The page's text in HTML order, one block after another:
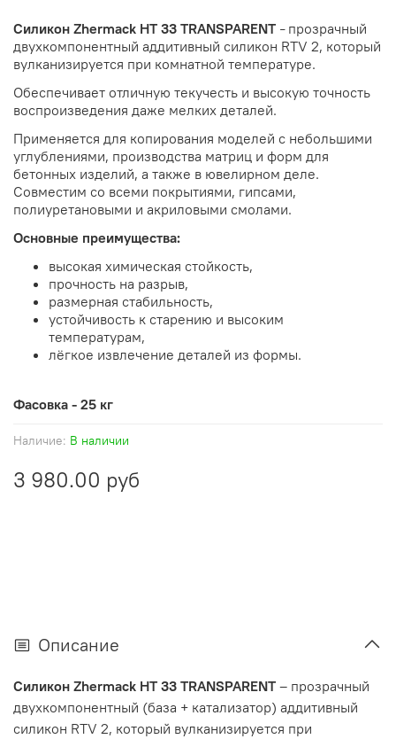
Наличие: В наличии
3 980.00 руб
Силикон Zhermack HT 33 TRANSPARENT – прозрачный
двухкомпонентный аддитивный силикон RTV 2, который
вулканизируется при комнатной температуре.
Обеспечивает отличную текучесть и высокую точность
воспроизведения даже мелких деталей.
Применяется для копирования моделей с небольшими
углублениями, производства матриц и форм для
бетонных изделий, а также в ювелирном деле.
Совместим со всеми покрытиями, гипсами,
полиуретановыми и акриловыми смолами.
Основные преимущества:
высокая химическая стойкость,
прочность на разрыв,
размерная стабильность,
устойчивость к старению и высоким
температурам,
лёгкое извлечение деталей из формы.
Фасовка - 25 кг
Описание
Силикон Zhermack HT 33 TRANSPARENT – прозрачный
двухкомпонентный (база + катализатор) аддитивный
силикон RTV 2, который вулканизируется при